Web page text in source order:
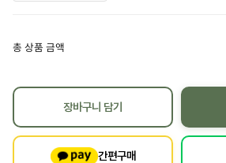
총 상품 금액
장바구니 담기
간편구매